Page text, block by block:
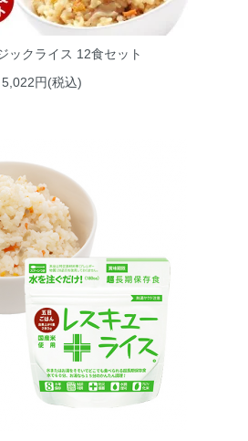
ックライス 12食セット
5,022円(税込)